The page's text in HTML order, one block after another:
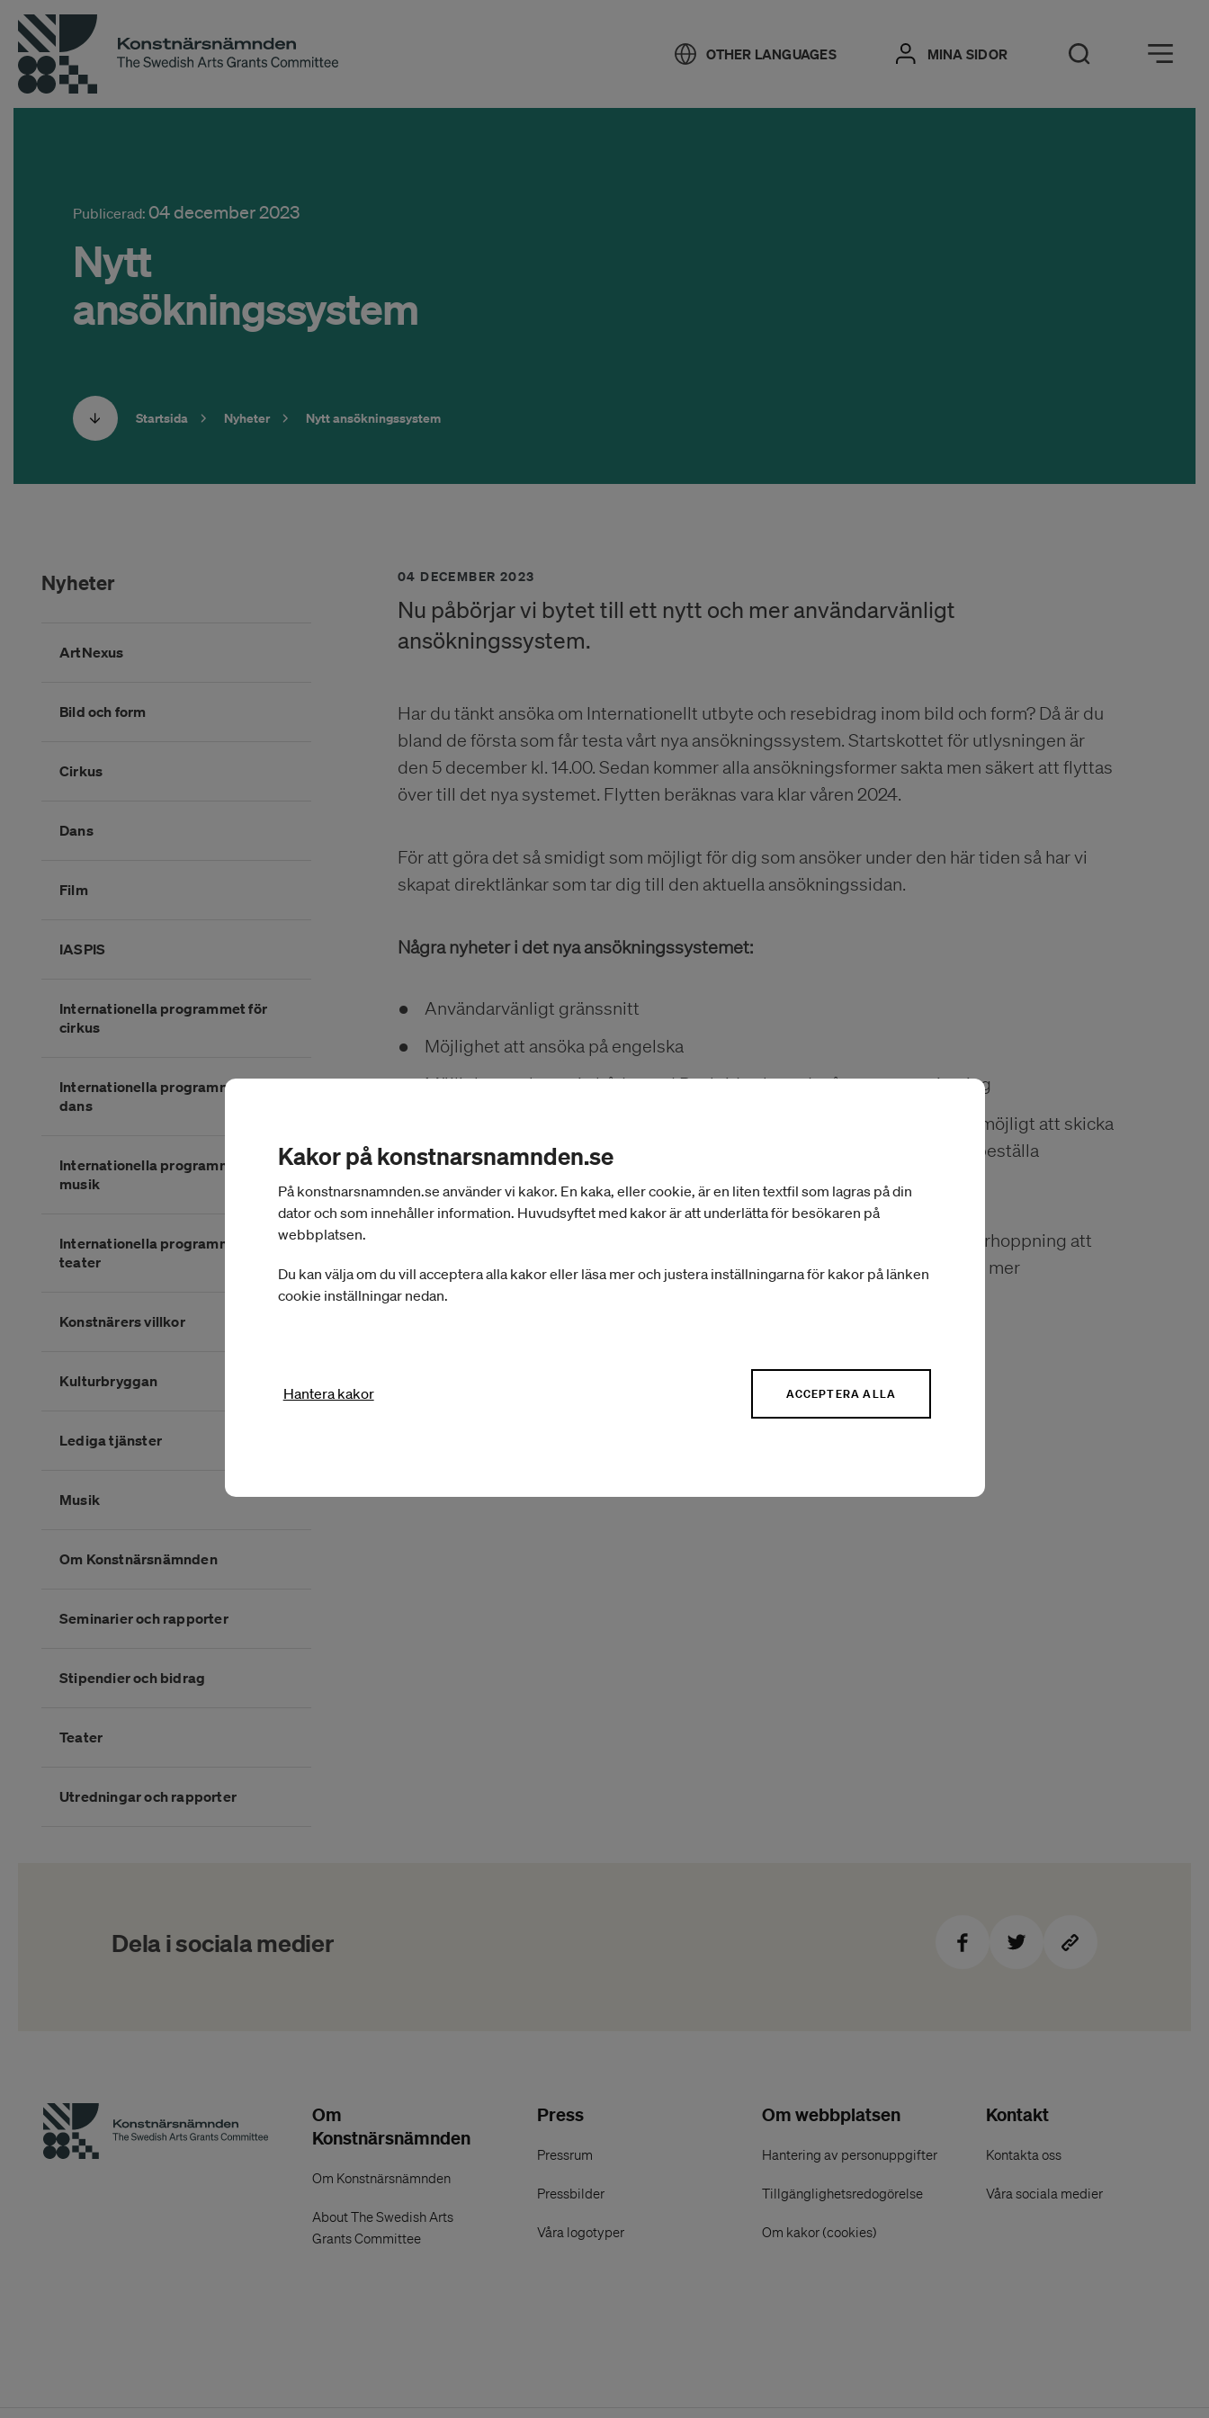
OTHER LANGUAGES MINA SIDOR Öppna sök
Öppna meny
Publicerad: 04 december 2023
Nytt
ansökningssystem
Startsida Nyheter Nytt ansökningssystem
Nyheter
överArtNexus
Bild och form
Cirkus
Dans
Film
IASPIS
Internationella programmet för
cirkus
Internationella programmet för
dans
Internationella programmet för
musik
Internationella programmet för
teater
Konstnärers villkor
Kulturbryggan
Lediga tjänster
Musik
Om Konstnärsnämnden
Seminarier och rapporter
Stipendier och bidrag
Teater
Utredningar och rapporter
04 DECEMBER 2023
Nu påbörjar vi bytet till ett nytt och mer användarvänligt
ansökningssystem.
Har du tänkt ansöka om Internationellt utbyte och resebidrag inom bild och form? Då är du
bland de första som får testa vårt nya ansökningssystem. Startskottet för utlysningen är
den 5 december kl. 14.00. Sedan kommer alla ansökningsformer sakta men säkert att flyttas
över till det nya systemet. Flytten beräknas vara klar våren 2024.
För att göra det så smidigt som möjligt för dig som ansöker under den här tiden så har vi
skapat direktlänkar som tar dig till den aktuella ansökningssidan.
Några nyheter i det nya ansökningssystemet:
Användarvänligt gränssnitt
Möjlighet att ansöka på engelska
Möjlighet att logga in både med Bank-id och med tvåstegsautentisering
En annan förändring i och med bytet är att det inte längre kommer att vara möjligt att skicka
en ansökan med e-post. Har du inte tillgång till en dator så kan du i stället beställa
Tack för att du har tålamod och förståelse när vi gör detta byte. Det är vår förhoppning att
det nya systemet kommer att göra ansökningsprocessen både enklare och mer
användarvänlig.
Dela i sociala medier
Om
Konstnärsnämnden
Om Konstnärsnämnden
About The Swedish Arts
Grants Committee
Press
Pressrum
Pressbilder
Våra logotyper
Om webbplatsen
Hantering av personuppgifter
Tillgänglighetsredogörelse
Om kakor (cookies)
Kontakt
Kontakta oss
Våra sociala medier
Kakor på konstnarsnamnden.se
På konstnarsnamnden.se använder vi kakor. En kaka, eller cookie, är en liten textfil som lagras på din
dator och som innehåller information. Huvudsyftet med kakor är att underlätta för besökaren på
webbplatsen.
Du kan välja om du vill acceptera alla kakor eller läsa mer och justera inställningarna för kakor på länken
cookie inställningar nedan.
Hantera kakor ACCEPTERA ALLA